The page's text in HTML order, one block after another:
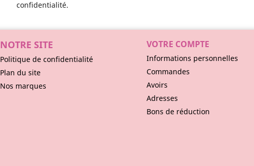
confidentialité.
NOTRE SITE
Politique de confidentialité
Plan du site
Nos marques
VOTRE COMPTE
Informations personnelles
Commandes
Avoirs
Adresses
Bons de réduction